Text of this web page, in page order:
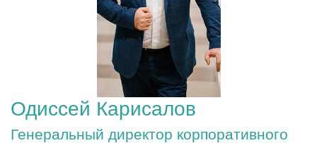
Одиссей Карисалов
Генеральный директор корпоративного